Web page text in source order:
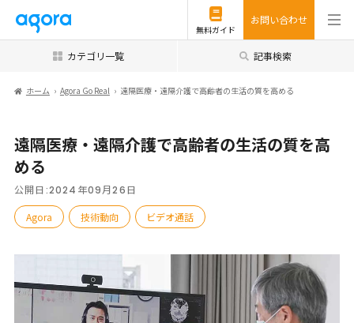
無料ガイド
お問い合わせ
カテゴリ一覧 記事検索
ホーム Agora Go Real 遠隔医療・遠隔介護で高齢者の生活の質を高める
遠隔医療・遠隔介護で高齢者の生活の質を高
める
公開日:2024年09月26日
Agora
技術動向 ビデオ通話